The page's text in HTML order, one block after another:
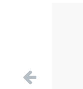
Vorige